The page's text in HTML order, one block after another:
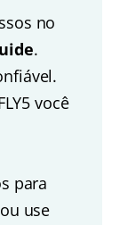
no
.
você
para
use